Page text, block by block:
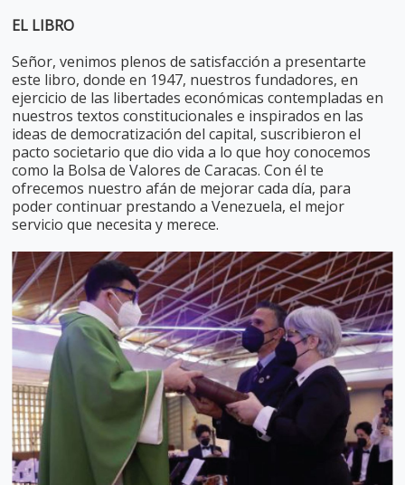
EL LIBRO
Señor, venimos plenos de satisfacción a presentarte
este libro, donde en 1947, nuestros fundadores, en
ejercicio de las libertades económicas contempladas en
nuestros textos constitucionales e inspirados en las
ideas de democratización del capital, suscribieron el
pacto societario que dio vida a lo que hoy conocemos
como la Bolsa de Valores de Caracas. Con él te
ofrecemos nuestro afán de mejorar cada día, para
poder continuar prestando a Venezuela, el mejor
servicio que necesita y merece.